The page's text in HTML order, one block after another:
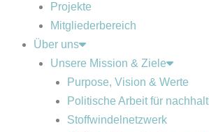
Projekte
Mitgliederbereich
Über uns
Unsere Mission & Ziele
Purpose, Vision & Werte
Politische Arbeit für
Stoffwindelnetzwerk